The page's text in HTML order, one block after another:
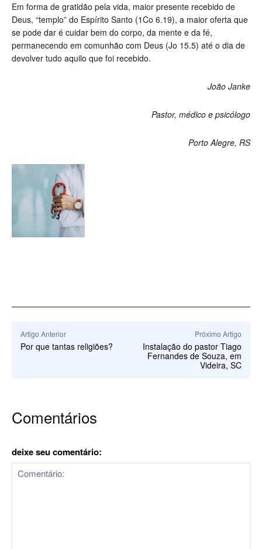
Em forma de gratidão pela vida, maior presente recebido de
Deus, “templo” do Espírito Santo (1Co 6.19), a maior oferta que
se pode dar é cuidar bem do corpo, da mente e da fé,
permanecendo em comunhão com Deus (Jo 15.5) até o dia de
devolver tudo aquilo que foi recebido.
João Janke
Pastor, médico e psicólogo
Porto Alegre, RS
Artigo Anterior
Por que tantas religiões?
Próximo Artigo
Instalação do pastor Tiago
Fernandes de Souza, em
Videira, SC
Comentários
deixe seu comentário: